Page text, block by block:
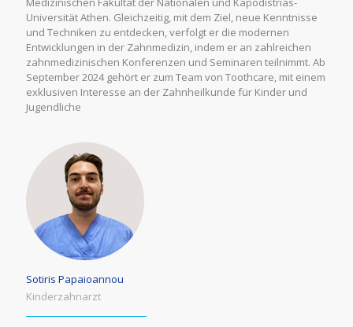
Universität Athen. Gleichzeitig, mit dem Ziel, neue Kenntnisse
und Techniken zu entdecken, verfolgt er die modernen
Entwicklungen in der Zahnmedizin, indem er an zahlreichen
zahnmedizinischen Konferenzen und Seminaren teilnimmt. Ab
September 2024 gehört er zum Team von Toothcare, mit einem
exklusiven Interesse an der Zahnheilkunde für Kinder und
Jugendliche
Sotiris Papaioannou
Kinderzahnarzt